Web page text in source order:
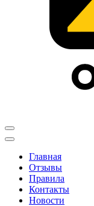
Главная
Отзывы
Правила
Контакты
Новости